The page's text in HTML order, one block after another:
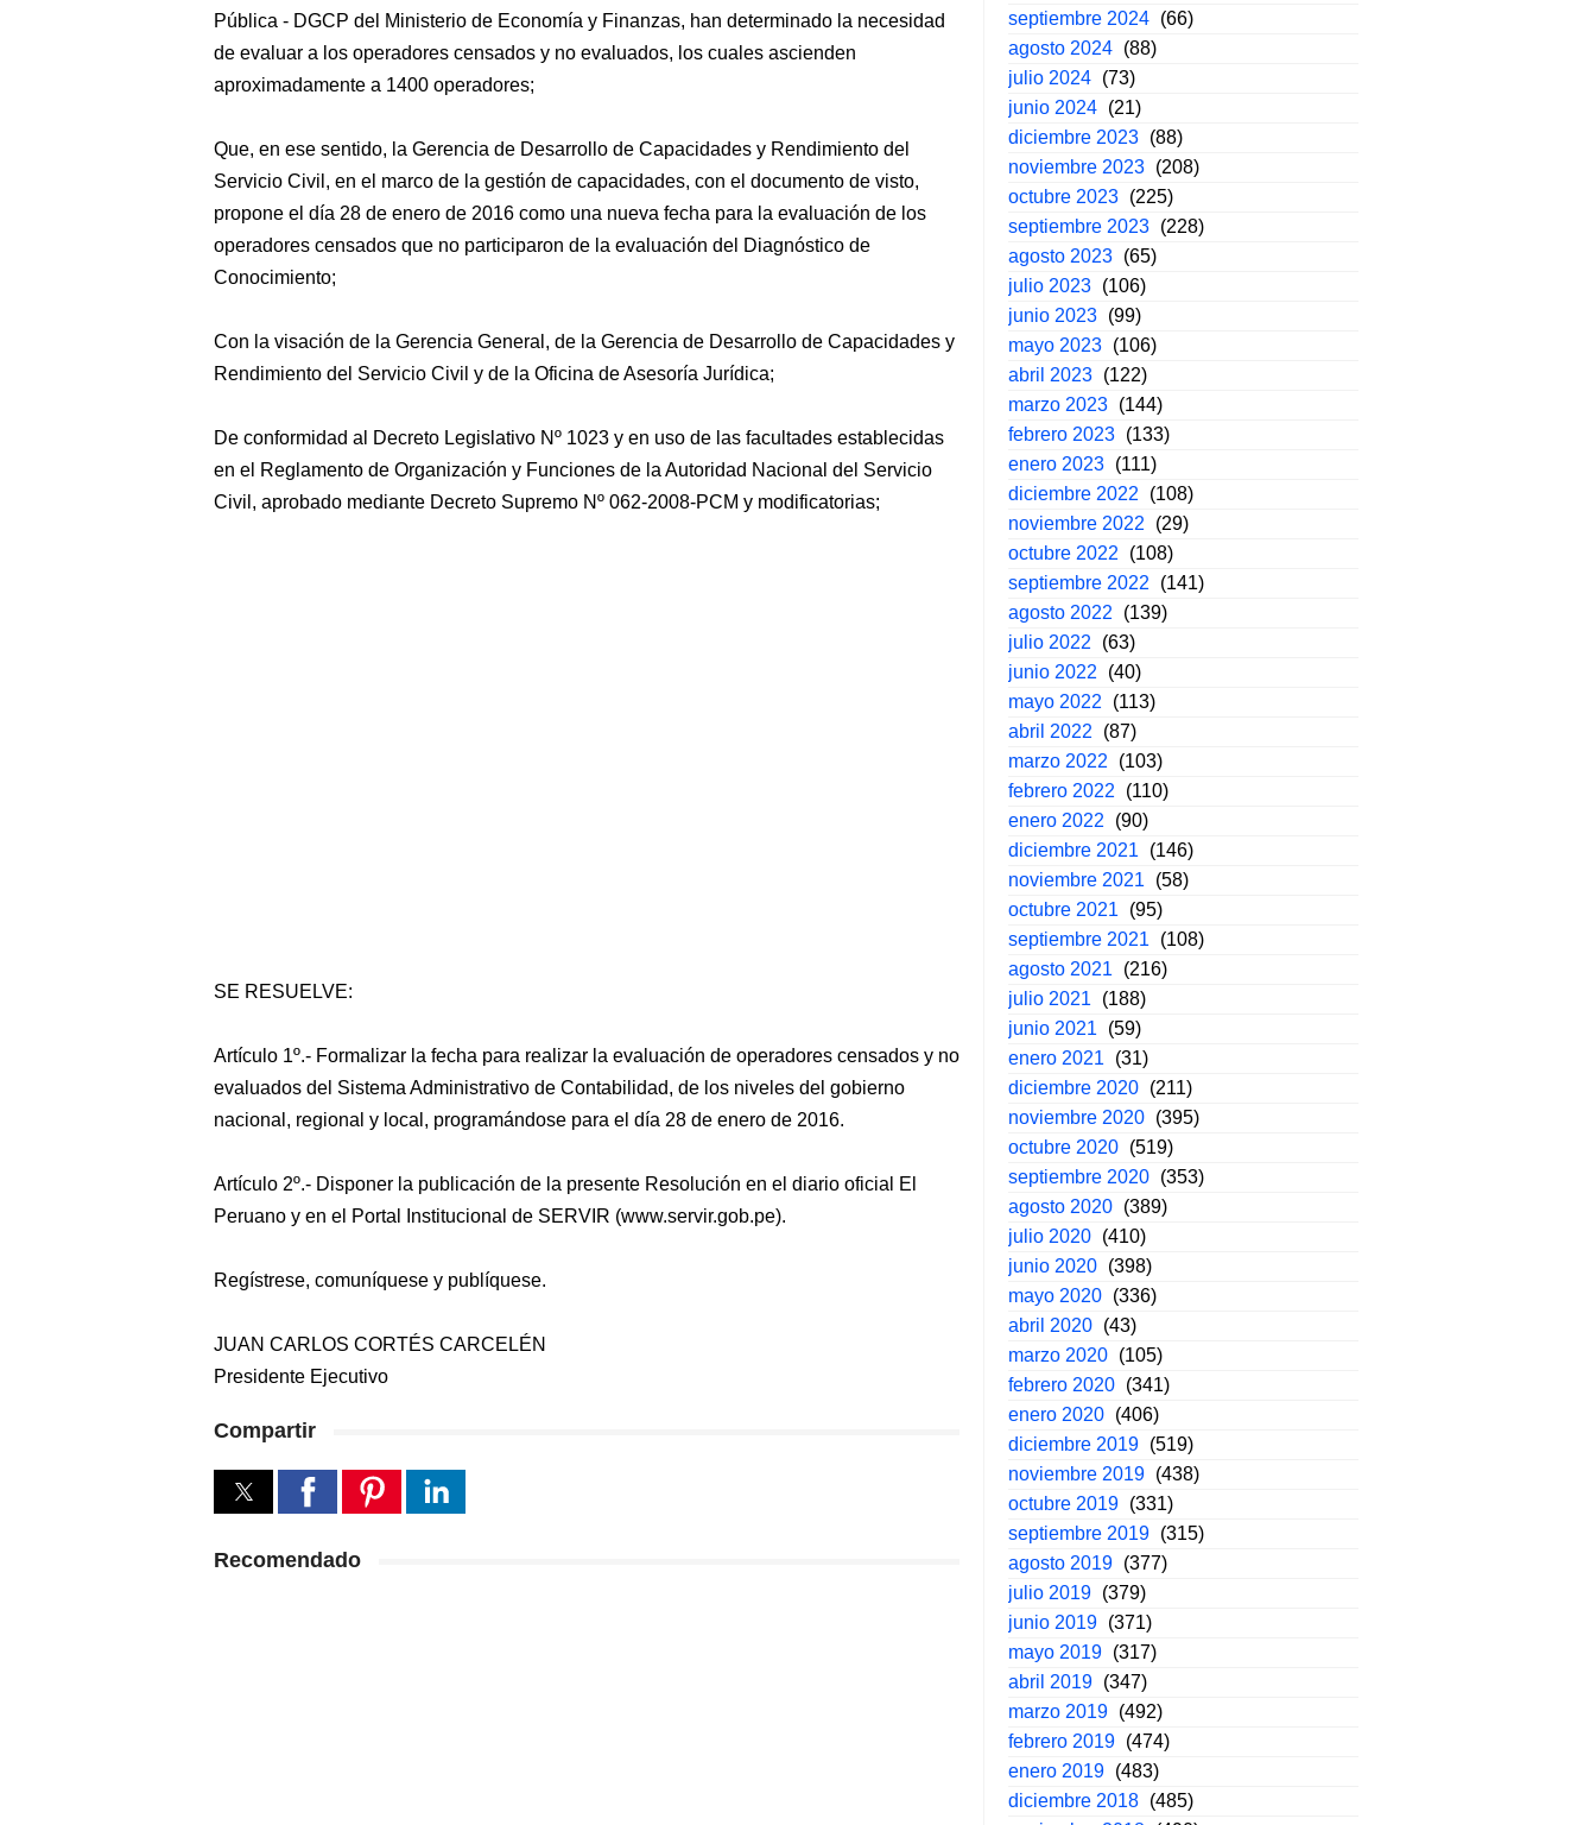
Pública - DGCP del Ministerio de Economía y Finanzas, han determinado la necesidad
de evaluar a los operadores censados y no evaluados, los cuales ascienden
aproximadamente a 1400 operadores;
Que, en ese sentido, la Gerencia de Desarrollo de Capacidades y Rendimiento del
Servicio Civil, en el marco de la gestión de capacidades, con el documento de visto,
propone el día 28 de enero de 2016 como una nueva fecha para la evaluación de los
operadores censados que no participaron de la evaluación del Diagnóstico de
Conocimiento;
Con la visación de la Gerencia General, de la Gerencia de Desarrollo de Capacidades y
Rendimiento del Servicio Civil y de la Oficina de Asesoría Jurídica;
De conformidad al Decreto Legislativo Nº 1023 y en uso de las facultades establecidas
en el Reglamento de Organización y Funciones de la Autoridad Nacional del Servicio
Civil, aprobado mediante Decreto Supremo Nº 062-2008-PCM y modificatorias;
SE RESUELVE:
Artículo 1º.- Formalizar la fecha para realizar la evaluación de operadores censados y no
evaluados del Sistema Administrativo de Contabilidad, de los niveles del gobierno
nacional, regional y local, programándose para el día 28 de enero de 2016.
Artículo 2º.- Disponer la publicación de la presente Resolución en el diario oficial El
Peruano y en el Portal Institucional de SERVIR (www.servir.gob.pe).
Regístrese, comuníquese y publíquese.
JUAN CARLOS CORTÉS CARCELÉN
Presidente Ejecutivo
Compartir
Recomendado
septiembre 2024 (66)
agosto 2024 (88)
julio 2024 (73)
junio 2024 (21)
diciembre 2023 (88)
noviembre 2023 (208)
octubre 2023 (225)
septiembre 2023 (228)
agosto 2023 (65)
julio 2023 (106)
junio 2023 (99)
mayo 2023 (106)
abril 2023 (122)
marzo 2023 (144)
febrero 2023 (133)
enero 2023 (111)
diciembre 2022
(108)
noviembre 2022
(29)
octubre 2022
(108)
septiembre 2022
(141)
agosto 2022
(139)
julio 2022
(63)
junio 2022
(40)
mayo 2022
(113)
abril 2022
(87)
marzo 2022
(103)
febrero 2022
(110)
enero 2022
(90)
diciembre 2021
(146)
noviembre 2021
(58)
octubre 2021
(95)
septiembre 2021
(108)
agosto 2021
(216)
julio 2021
(188)
junio 2021
(59)
enero 2021
(31)
diciembre 2020 (211)
noviembre 2020 (395)
octubre 2020 (519)
septiembre 2020 (353)
agosto 2020 (389)
julio 2020 (410)
junio 2020 (398)
mayo 2020 (336)
abril 2020 (43)
marzo 2020 (105)
febrero 2020 (341)
enero 2020 (406)
diciembre 2019 (519)
noviembre 2019 (438)
octubre 2019 (331)
septiembre 2019 (315)
agosto 2019 (377)
julio 2019 (379)
junio 2019 (371)
mayo 2019 (317)
abril 2019 (347)
marzo 2019 (492)
febrero 2019 (474)
enero 2019 (483)
diciembre 2018 (485)